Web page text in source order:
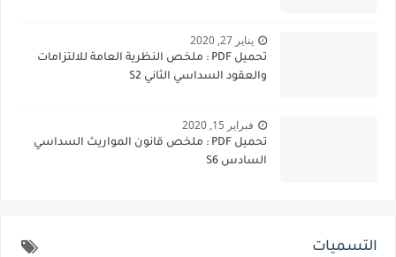
يناير 27, 2020
تحميل PDF : ملخص النظرية العامة للالتزامات
والعقود السداسي الثاني S2
فبراير 15, 2020
تحميل PDF : ملخص قانون المواريث السداسي
السادس S6
التسميات